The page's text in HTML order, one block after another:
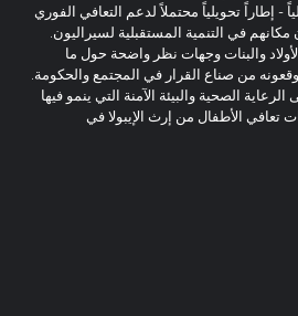
- إطاراً تحويلياً محتملاً لدعم التعافي الفوري
في التنمية المستقبلية لسيراليون.
والبنات وجهات نظر واضحة حول ما
من صناع القرار في المجتمع والحكومة.
الصحية والبيئة الآمنة التي ينمو فيها
تعافي الأطفال من إرث الإيبولا في